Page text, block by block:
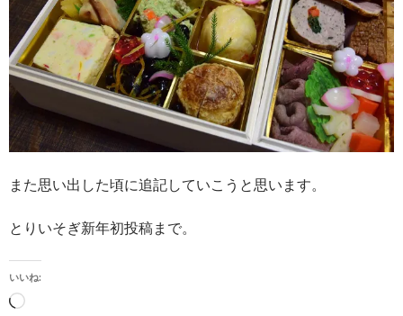
また思い出した頃に追記していこうと思います。
とりいそぎ新年初投稿まで。
いいね:
読